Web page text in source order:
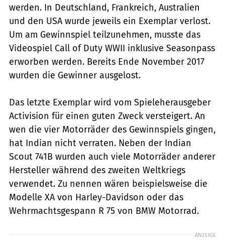
werden. In Deutschland, Frankreich, Australien
und den USA wurde jeweils ein Exemplar verlost.
Um am Gewinnspiel teilzunehmen, musste das
Videospiel Call of Duty WWII inklusive Seasonpass
erworben werden. Bereits Ende November 2017
wurden die Gewinner ausgelost.
Das letzte Exemplar wird vom Spieleherausgeber
Activision für einen guten Zweck versteigert. An
wen die vier Motorräder des Gewinnspiels gingen,
hat Indian nicht verraten. Neben der Indian
Scout 741B wurden auch viele Motorräder anderer
Hersteller während des zweiten Weltkriegs
verwendet. Zu nennen wären beispielsweise die
Modelle XA von Harley-Davidson oder das
Wehrmachtsgespann R 75 von BMW Motorrad.
ANZEIGE